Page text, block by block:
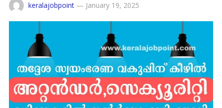
keralajobpoint— January 19, 2025